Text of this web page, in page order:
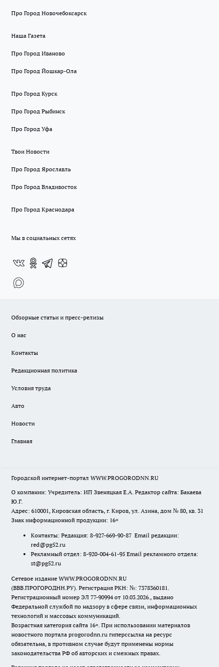
Про Город Новочебоксарск
Наша Газета
Про Город Иваново
Про Город Йошкар-Ола
Про Город Курск
Про Город Рыбинск
Про Город Уфа
Твои Новости
Про Город Ярославль
Про Город Владивосток
Про Город Краснодара
Мы в социальных сетях
Обзорные статьи и пресс-релизы
О нас
Контакты
Редакционная политика
Условия труда
Авто
Новости
Главная
Городской интернет-портал WWW.PROGORODNN.RU
О компании: Учредитель: ИП Звеняцкая Е.А. Редактор сайта: Бакаева
Ю.Г.
Адрес: 610001, Кировская область, г. Киров, ул. Азина, дом № 80, кв. 31
Знак информационной продукции: 16+
Контакты: Редакция: 8-927-669-90-87 Email редакции:
red@pg52.ru
Рекламный отдел: 8-920-004-61-95 Email рекламного отдела:
st@pg52.ru
Сетевое издание WWW.PROGORODNN.RU
(ВВВ.ПРОГОРОДНН.РУ). Регистрация РКН: №: 7378360181.
Регистрационный номер ЭЛ 77-90994 от 10.03.2026., выдано
Федеральной службой по надзору в сфере связи, информационных
технологий и массовых коммуникаций.
Возрастная категория сайта 16+. При использовании материалов
новостного портала progorodnn.ru гиперссылка на ресурс
обязательна, в противном случае будут применены нормы
законодательства РФ об авторских и смежных правах.